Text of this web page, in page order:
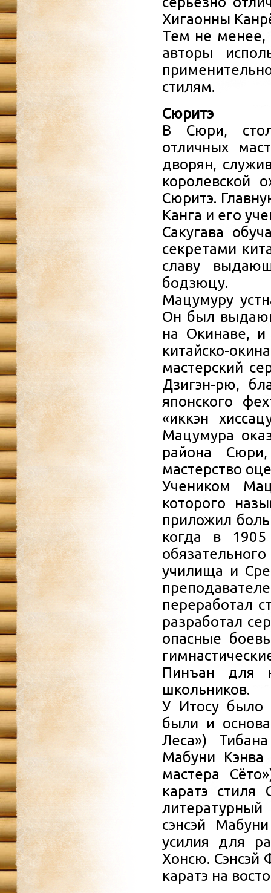
Хигаонны
Тем не менее,
авторы
стилям.
Сюритэ
В Сюри,
отличных
дворян,
королевской
Сюритэ.
Канга и его
Сакугава
секретами
славу
бодзюцу.
Мацумуру
Он был
на Окинаве,
китайско-
мастерский
Дзигэн-рю,
японского
«иккэн
Мацумура
района
мастерство
Учеником
которого
приложил
когда в
училища и
переработал
разработал
опасные
Пинъан для
школьников.
У Итосу было
были и
Леса»)
Мабуни Кэнва
мастера
каратэ
сэнсэй
усилия для
Хонсю. Сэнсэй
каратэ на